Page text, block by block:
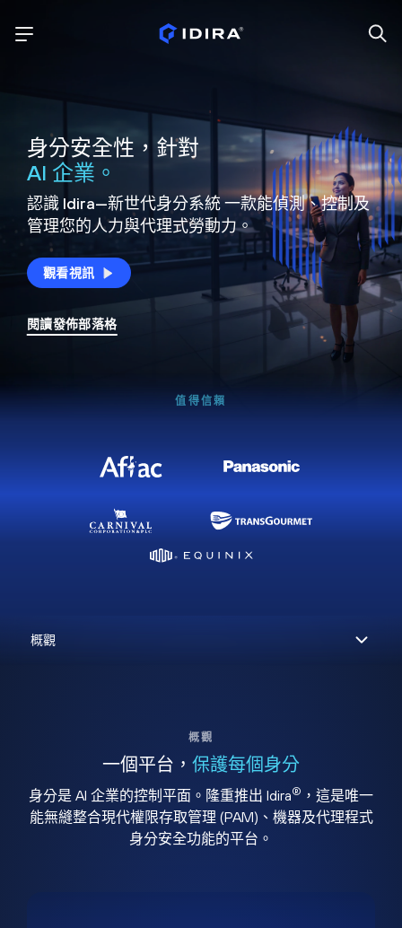
身分安全性，針對
AI 企業。
認識 Idira—新世代身分系統一款能偵測、控制及
管理您的人力與代理式勞動力。
觀看視訊
閱讀發佈部落格
值得信賴
概觀
一個平台， 保護每個身分
身分是 AI 企業的控制平面。隆重推出 Idira® ，這是唯一
能無縫整合現代權限存取管理 (PAM)、機器及代理程式
身分安全功能的平台。